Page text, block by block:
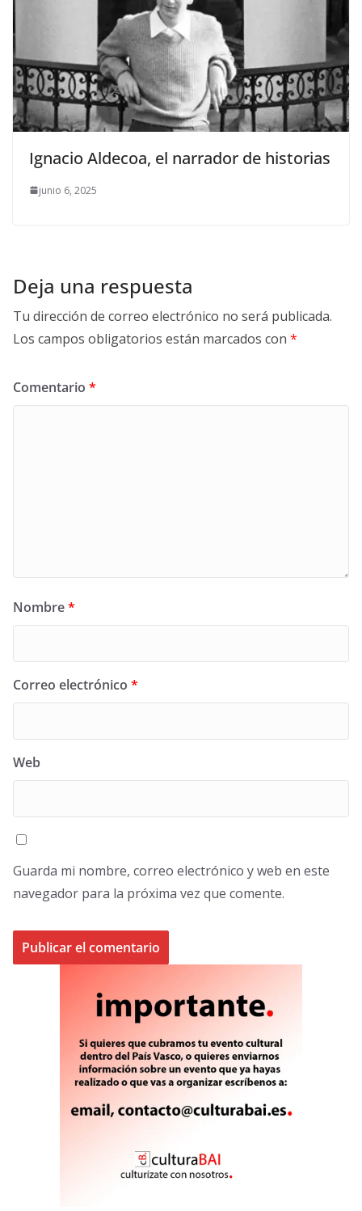
Ignacio Aldecoa, el narrador de historias
junio 6, 2025
Deja una respuesta
Tu dirección de correo electrónico no será publicada.
Los campos obligatorios están marcados con *
Comentario *
Nombre*
Correo electrónico *
Web
Guarda mi nombre, correo electrónico y web en este
navegador para la próxima vez que comente.